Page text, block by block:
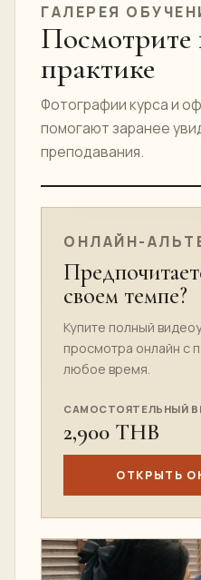
ГАЛЕРЕЯ
Посмотрите
практике
Фотографии курса и
помогают заранее
преподавания.
ТИЗЕР ОНЛАЙН-КУРСА
ОНЛАЙН-
своем темпе?
Купите полный
просмотра онлайн с
любое время.
САМОСТОЯТЕЛЬНЫЙ
2,900 THB
ОТКРЫТЬ